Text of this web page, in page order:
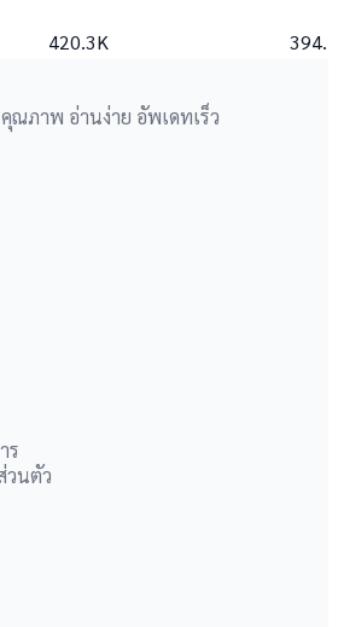
420.3K
ณภาพ อ่านง่าย อัพเดทเร็ว
ร
วนตัว